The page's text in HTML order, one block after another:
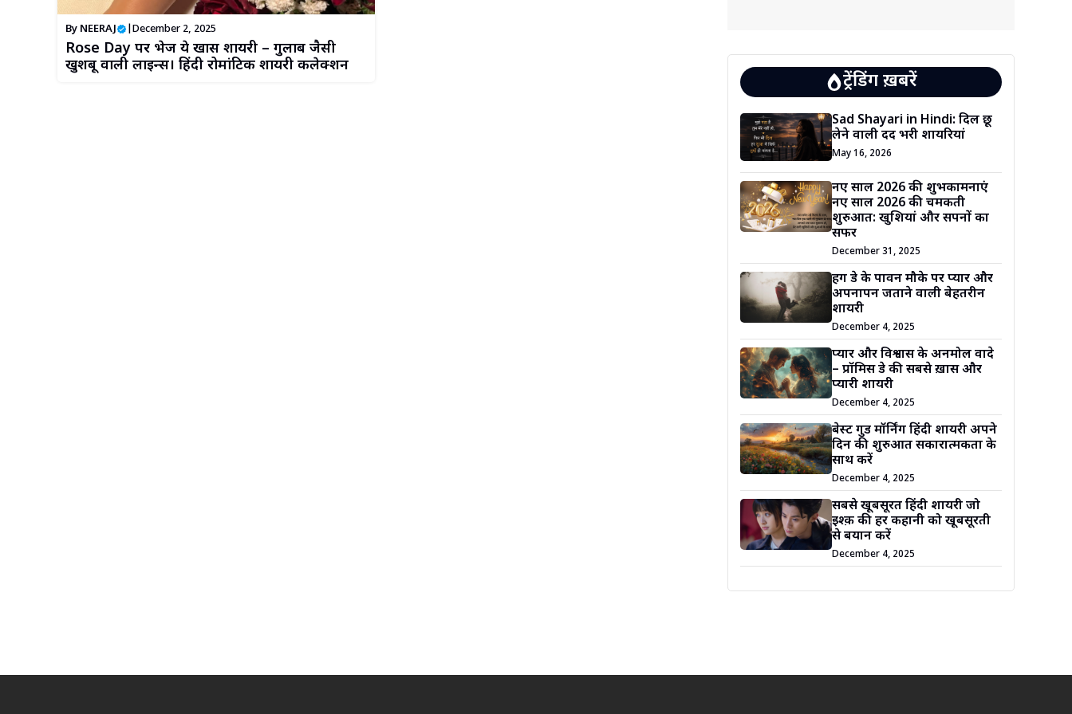
By NEERAJ December 2, 2025
Rose Day पर भेजें ये खास शायरी – गुलाब जैसी
खुशबू वाली लाइन्स। हिंदी रोमांटिक शायरी कलेक्शन
ट्रेंडिंग ख़बरें
Sad Shayari in Hindi: दिल छू
लेने वाली दर्द भरी शायरियां
May 16, 2026
नए साल 2026 की शुभकामनाएं
नए साल 2026 की चमकती
शुरुआत: खुशियां और सपनों का
सफर
December 31, 2025
हग डे के पावन मौके पर प्यार और
अपनापन जताने वाली बेहतरीन
शायरी
December 4, 2025
प्यार और विश्वास के अनमोल वादे
– प्रॉमिस डे की सबसे ख़ास और
प्यारी शायरी
December 4, 2025
बेस्ट गुड मॉर्निंग हिंदी शायरी अपने
दिन की शुरुआत सकारात्मकता के
साथ करें
December 4, 2025
सबसे खूबसूरत हिंदी शायरी जो
इश्क़ की हर कहानी को खूबसूरती
से बयान करें
December 4, 2025